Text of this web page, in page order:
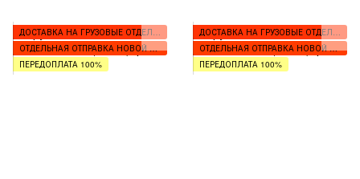
ДОСТАВКА НА ГРУЗОВЫЕ ОТДЕЛЕНИЯ
ОТДЕЛЬНАЯ ОТПРАВКА НОВОЙ ПОЧТОЙ
ПЕРЕДОПЛАТА 100%
ДОСТАВКА НА ГРУЗОВЫЕ ОТДЕЛЕНИЯ
ОТДЕЛЬНАЯ ОТПРАВКА НОВОЙ ПОЧТОЙ
ПЕРЕДОПЛАТА 100%